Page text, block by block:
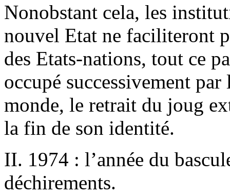
Nonobstant cela, les
nouvel Etat ne faciliteront
des Etats-nations, tout ce
occupé successivement
monde, le retrait du joug
la fin de son identité.
II. 1974 : l’année du
déchirements.